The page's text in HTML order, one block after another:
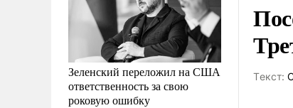
Зеленский переложил на США
ответственность за свою
роковую ошибку
Tекст: